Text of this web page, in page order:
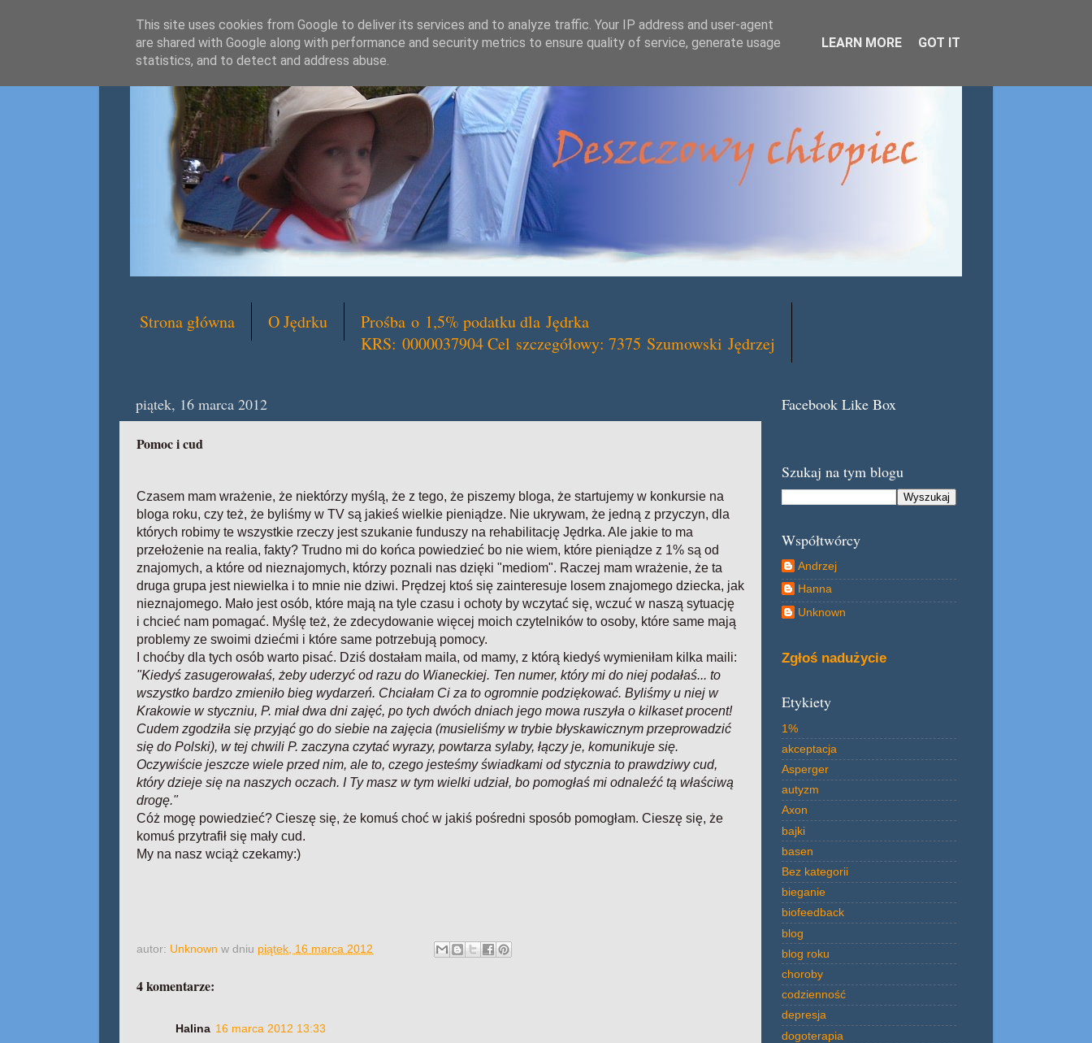
Strona główna O Jędrku
Prośba o 1,5% podatku dla Jędrka
KRS: 0000037904 Cel szczegółowy: 7375 Szumowski Jędrzej
piątek, 16 marca 2012
Pomoc i cud
Czasem mam wrażenie, że niektórzy myślą, że z tego, że piszemy bloga, że startujemy w konkursie na
bloga roku, czy też, że byliśmy w TV są jakieś wielkie pieniądze. Nie ukrywam, że jedną z przyczyn, dla
których robimy te wszystkie rzeczy jest szukanie funduszy na rehabilitację Jędrka. Ale jakie to ma
przełożenie na realia, fakty? Trudno mi do końca powiedzieć bo nie wiem, które pieniądze z 1% są od
znajomych, a które od nieznajomych, którzy poznali nas dzięki "mediom". Raczej mam wrażenie, że ta
druga grupa jest niewielka i to mnie nie dziwi. Prędzej ktoś się zainteresuje losem znajomego dziecka, jak
nieznajomego. Mało jest osób, które mają na tyle czasu i ochoty by wczytać się, wczuć w naszą sytuację
i chcieć nam pomagać. Myślę też, że zdecydowanie więcej moich czytelników to osoby, które same mają
problemy ze swoimi dziećmi i które same potrzebują pomocy.
I choćby dla tych osób warto pisać. Dziś dostałam maila, od mamy, z którą kiedyś wymieniłam kilka maili:
"Kiedyś zasugerowałaś, żeby uderzyć od razu do Wianeckiej. Ten numer, który mi do niej podałaś... to
wszystko bardzo zmieniło bieg wydarzeń. Chciałam Ci za to ogromnie podziękować. Byliśmy u niej w
Krakowie w styczniu, P. miał dwa dni zajęć, po tych dwóch dniach jego mowa ruszyła o kilkaset procent!
Cudem zgodziła się przyjąć go do siebie na zajęcia (musieliśmy w trybie błyskawicznym przeprowadzić
się do Polski), w tej chwili P. zaczyna czytać wyrazy, powtarza sylaby, łączy je, komunikuje się.
Oczywiście jeszcze wiele przed nim, ale to, czego jesteśmy świadkami od stycznia to prawdziwy cud,
który dzieje się na naszych oczach. I Ty masz w tym wielki udział, bo pomogłaś mi odnaleźć tą właściwą
drogę."
Cóż mogę powiedzieć? Cieszę się, że komuś choć w jakiś pośredni sposób pomogłam. Cieszę się, że
komuś przytrafił się mały cud.
My na nasz wciąż czekamy:)
autor: Unknown w dniu piątek, 16 marca 2012
4 komentarze:
Halina 16 marca 2012 13:33
Facebook Like Box
Szukaj na tym blogu
Współtwórcy
Andrzej
Hanna
Unknown
Zgłoś nadużycie
Etykiety
1%
akceptacja
Asperger
autyzm
Axon
bajki
basen
Bez kategorii
bieganie
biofeedback
blog
blog roku
choroby
codzienność
depresja
dogoterapia
This site uses cookies from Google to deliver its services and to analyze traffic. Your IP address and user-agent
are shared with Google along with performance and security metrics to ensure quality of service, generate usage
statistics, and to detect and address abuse.
LEARN MORE GOT IT